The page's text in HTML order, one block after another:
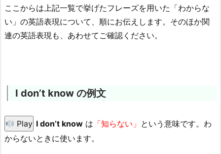
ここからは上記一覧で挙げたフレーズを用いた「わからな
い」の英語表現について、順にお伝えします。そのほか関
連の英語表現も、あわせてご確認ください。
I don’t know の例文
Play I don’t know は 「知らない」 という意味です。わ
からないときに使います。